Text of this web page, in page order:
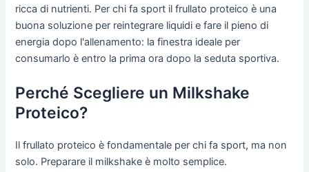
ricca di nutrienti. Per chi fa sport il frullato proteico è una
buona soluzione per reintegrare liquidi e fare il pieno di
energia dopo l'allenamento: la finestra ideale per
consumarlo è entro la prima ora dopo la seduta sportiva.
Perché Scegliere un Milkshake
Proteico?
Il frullato proteico è fondamentale per chi fa sport, ma non
solo. Preparare il milkshake è molto semplice.